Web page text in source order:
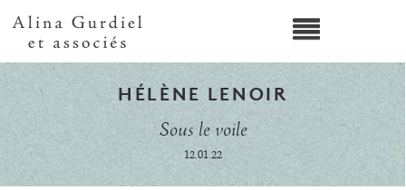
HÉLÈNE LENOIR
Sous le voile
12.01.22